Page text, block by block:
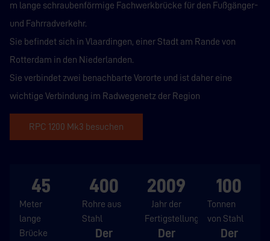
m lange schraubenförmige Fachwerkbrücke für den Fußgänger-
und Fahrradverkehr.
Sie befindet sich in Vlaardingen, einer Stadt am Rande von
Rotterdam in den Niederlanden.
Sie verbindet zwei benachbarte Vororte und ist daher eine
wichtige Verbindung im Radwegenetz der Region
RPC 1200 Mk3 besuchen
45
Meter
lange
Brücke
400
Rohre aus
Stahl
Der
2009
Jahr der
Fertigstellung
Der
100
Tonnen
von Stahl
Der